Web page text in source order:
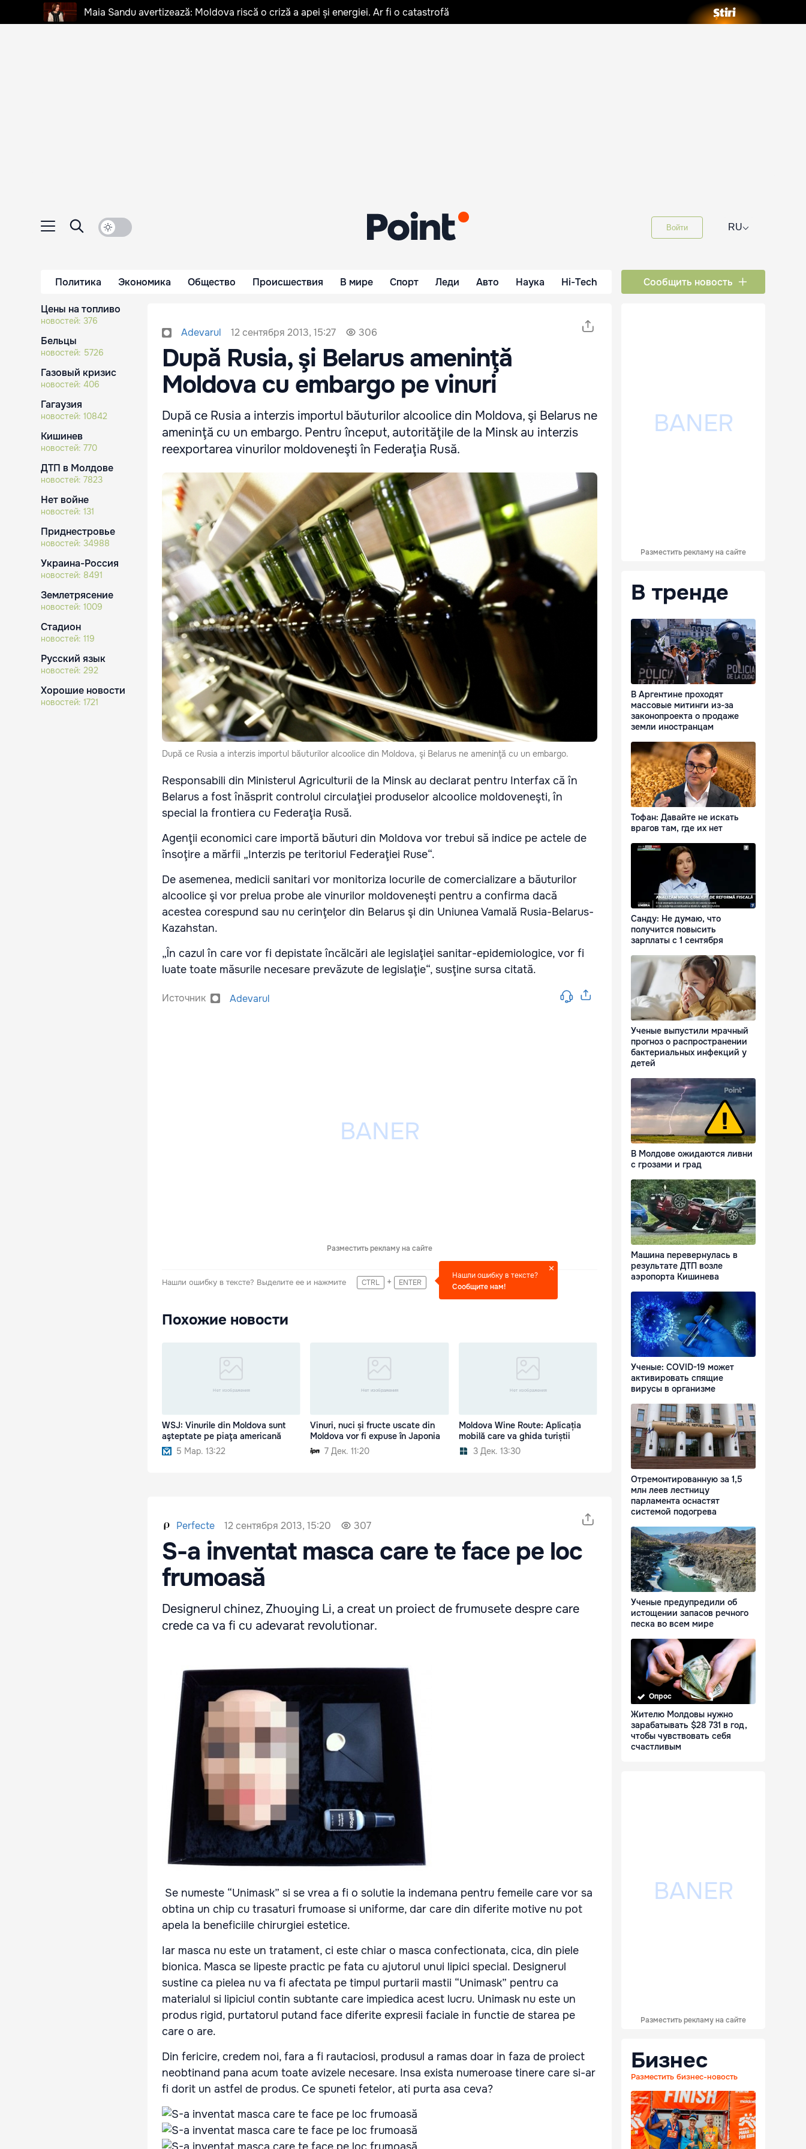
Maia Sandu avertizează: Moldova riscă o criză a apei și energiei. Ar fi o catastrofă
Войти RU⌵
Политика Экономика Общество Происшествия В мире Спорт Леди Авто Наука Hi-Tech Сообщить новость
Цены на топливо
новостей: 376
Бельцы
новостей: 5726
Газовый кризис
новостей: 406
Гагаузия
новостей: 10842
Кишинев
новостей: 770
ДТП в Молдове
новостей: 7823
Нет войне
новостей: 131
Приднестровье
новостей: 34988
Украина-Россия
новостей: 8491
Землетрясение
новостей: 1009
Стадион
новостей: 119
Русский язык
новостей: 292
Хорошие новости
новостей: 1721
Adevarul 12 сентября 2013, 15:27 306
După Rusia, şi Belarus ameninţă
Moldova cu embargo pe vinuri
După ce Rusia a interzis importul băuturilor alcoolice din Moldova, şi Belarus ne
ameninţă cu un embargo. Pentru început, autorităţile de la Minsk au interzis
reexportarea vinurilor moldoveneşti în Federaţia Rusă.
După ce Rusia a interzis importul băuturilor alcoolice din Moldova, şi Belarus ne ameninţă cu un embargo.
Responsabili din Ministerul Agriculturii de la Minsk au declarat pentru Interfax că în
Belarus a fost înăsprit controlul circulaţiei produselor alcoolice moldoveneşti, în
special la frontiera cu Federaţia Rusă.
Agenţii economici care importă băuturi din Moldova vor trebui să indice pe actele de
însoţire a mărfii „Interzis pe teritoriul Federaţiei Ruse“.
De asemenea, medicii sanitari vor monitoriza locurile de comercializare a băuturilor
alcoolice şi vor prelua probe ale vinurilor moldoveneşti pentru a confirma dacă
acestea corespund sau nu cerinţelor din Belarus şi din Uniunea Vamală Rusia-Belarus-
Kazahstan.
„În cazul în care vor fi depistate încălcări ale legislaţiei sanitar-epidemiologice, vor fi
luate toate măsurile necesare prevăzute de legislaţie“, susţine sursa citată.
Источник Adevarul
Разместить рекламу на сайте
Нашли ошибку в тексте? Выделите ее и нажмите CTRL + ENTER
Нашли ошибку в тексте?
Сообщите нам!
Похожие новости
WSJ: Vinurile din Moldova sunt
aşteptate pe piaţa americană
5 Мар. 13:22
Vinuri, nuci și fructe uscate din
Moldova vor fi expuse în Japonia
7 Дек. 11:20
Moldova Wine Route: Aplicația
mobilă care va ghida turiștii
3 Дек. 13:30
Perfecte 12 сентября 2013, 15:20 307
S-a inventat masca care te face pe loc
frumoasă
Designerul chinez, Zhuoying Li, a creat un proiect de frumusete despre care
crede ca va fi cu adevarat revolutionar.
Se numeste “Unimask” si se vrea a fi o solutie la indemana pentru femeile care vor sa
obtina un chip cu trasaturi frumoase si uniforme, dar care din diferite motive nu pot
apela la beneficiile chirurgiei estetice.
Iar masca nu este un tratament, ci este chiar o masca confectionata, cica, din piele
bionica. Masca se lipeste practic pe fata cu ajutorul unui lipici special. Designerul
sustine ca pielea nu va fi afectata pe timpul purtarii mastii “Unimask” pentru ca
materialul si lipiciul contin subtante care impiedica acest lucru. Unimask nu este un
produs rigid, purtatorul putand face diferite expresii faciale in functie de starea pe
care o are.
Din fericire, credem noi, fara a fi rautaciosi, produsul a ramas doar in faza de proiect
neobtinand pana acum toate avizele necesare. Insa exista numeroase tinere care si-ar
fi dorit un astfel de produs. Ce spuneti fetelor, ati purta asa ceva?
Разместить рекламу на сайте
В тренде
В Аргентине проходят
массовые митинги из-за
законопроекта о продаже
земли иностранцам
Тофан: Давайте не искать
врагов там, где их нет
Санду: Не думаю, что
получится повысить
зарплаты с 1 сентября
Ученые выпустили мрачный
прогноз о распространении
бактериальных инфекций у
детей
В Молдове ожидаются ливни
с грозами и град
Машина перевернулась в
результате ДТП возле
аэропорта Кишинева
Ученые: COVID-19 может
активировать спящие
вирусы в организме
Отремонтированную за 1,5
млн леев лестницу
парламента оснастят
системой подогрева
Ученые предупредили об
истощении запасов речного
песка во всем мире
Опрос
Жителю Молдовы нужно
зарабатывать $28 731 в год,
чтобы чувствовать себя
счастливым
Разместить рекламу на сайте
Бизнес
Разместить бизнес-новость